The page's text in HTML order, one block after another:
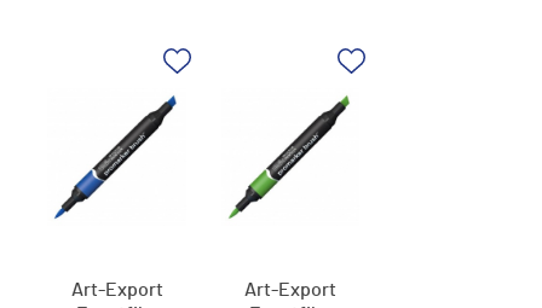
Art-Export
Art-Export